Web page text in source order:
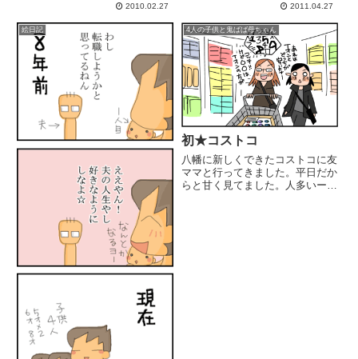
介させて頂きたいまるじょう尾道
鰹節工房 さんの 新ふりかけ鰹
と有機ごま長女が来年から中学生
ですのでね。毎日お弁当なんで
ね...
2010.02.27
くれた「うーわっ！めっちゃ旦那
にそっくりや(;ﾟДﾟ)」と思った出
産直後 ...あれからもう12年です
か！！！無事ここ...
2011.04.27
絵日記 4人の子供と鬼ばば母ちゃん
初★コストコ
八幡に新しくできたコストコに友
ママと行ってきました。平日だか
らと甘く見てました。人多いー！